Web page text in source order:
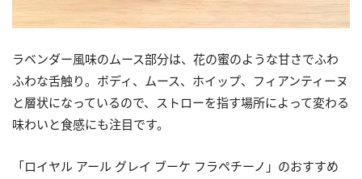
ラベンダー風味のムース部分は、花の蜜のような甘さでふわ
ふわな舌触り。ボディ、ムース、ホイップ、フィアンティーヌ
と層状になっているので、ストローを指す場所によって変わる
味わいと食感にも注目です。
「ロイヤル アール グレイ ブーケ フラペチーノ」のおすすめ